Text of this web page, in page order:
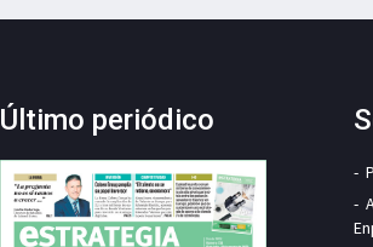
Último periódico